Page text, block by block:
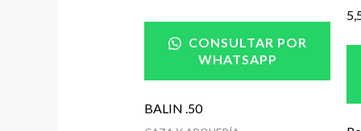
CONSULTAR POR
WHATSAPP
BALIN .50